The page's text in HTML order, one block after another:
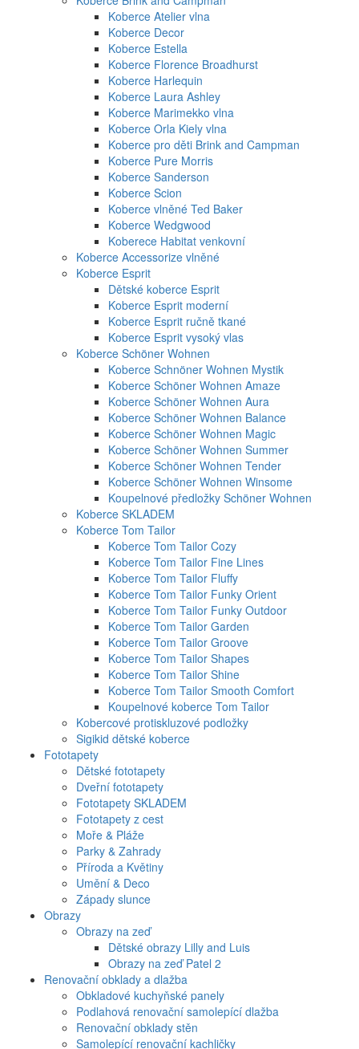
Koberce Atelier vlna
Koberce Decor
Koberce Estella
Koberce Florence Broadhurst
Koberce Harlequin
Koberce Laura Ashley
Koberce Marimekko vlna
Koberce Orla Kiely vlna
Koberce pro děti Brink and Campman
Koberce Pure Morris
Koberce Sanderson
Koberce Scion
Koberce vlněné Ted Baker
Koberce Wedgwood
Koberece Habitat venkovní
Koberce Accessorize vlněné
Koberce Esprit
Dětské koberce Esprit
Koberce Esprit moderní
Koberce Esprit ručně tkané
Koberce Esprit vysoký vlas
Koberce Schöner Wohnen
Koberce Schnöner Wohnen Mystik
Koberce Schöner Wohnen Amaze
Koberce Schöner Wohnen Aura
Koberce Schöner Wohnen Balance
Koberce Schöner Wohnen Magic
Koberce Schöner Wohnen Summer
Koberce Schöner Wohnen Tender
Koberce Schöner Wohnen Winsome
Koupelnové předložky Schöner Wohnen
Koberce SKLADEM
Koberce Tom Tailor
Koberce Tom Tailor Cozy
Koberce Tom Tailor Fine Lines
Koberce Tom Tailor Fluffy
Koberce Tom Tailor Funky Orient
Koberce Tom Tailor Funky Outdoor
Koberce Tom Tailor Garden
Koberce Tom Tailor Groove
Koberce Tom Tailor Shapes
Koberce Tom Tailor Shine
Koberce Tom Tailor Smooth Comfort
Koupelnové koberce Tom Tailor
Kobercové protiskluzové podložky
Sigikid dětské koberce
Fototapety
Dětské fototapety
Dveřní fototapety
Fototapety SKLADEM
Fototapety z cest
Moře & Pláže
Parky & Zahrady
Příroda a Květiny
Umění & Deco
Západy slunce
Obrazy
Obrazy na zeď
Dětské obrazy Lilly and Luis
Obrazy na zeď Patel 2
Renovační obklady a dlažba
Obkladové kuchyňské panely
Podlahová renovační samolepící dlažba
Renovační obklady stěn
Samolepící renovační kachličky